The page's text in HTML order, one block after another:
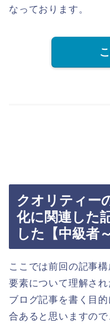
なっております。
クオリティー
化に関連した
した【中級者
ここでは前回の記事
要素について理解され
ブログ記事を書く目
合あると思いますの